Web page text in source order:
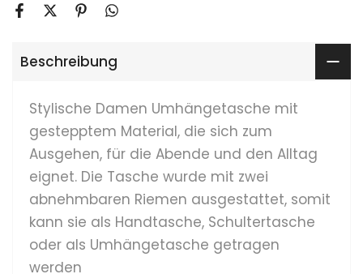
Beschreibung
Stylische Damen Umhängetasche mit
gestepptem Material, die sich zum
Ausgehen, für die Abende und den Alltag
eignet. Die Tasche wurde mit zwei
abnehmbaren Riemen ausgestattet, somit
kann sie als Handtasche, Schultertasche
oder als Umhängetasche getragen
werden